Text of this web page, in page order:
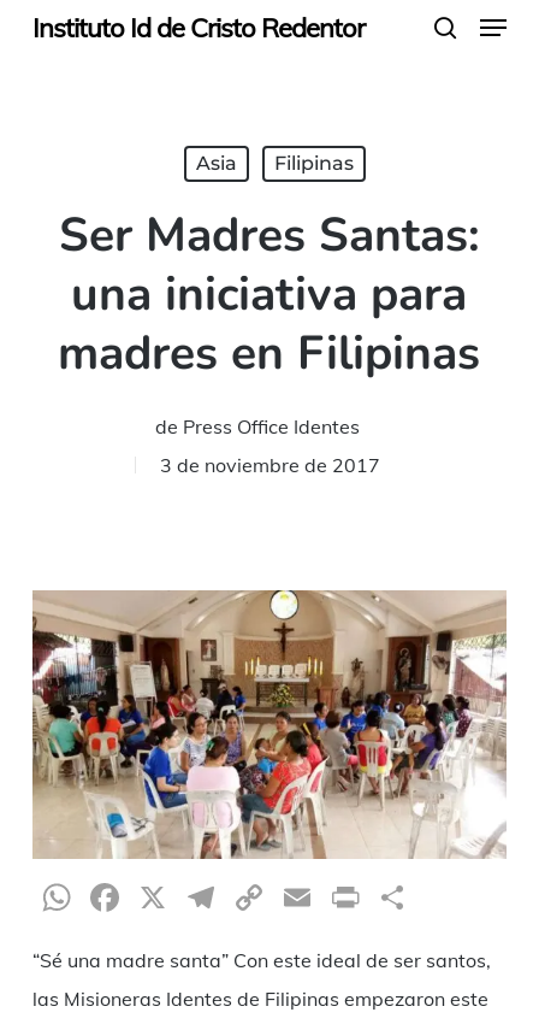
SkipInstituto Id de Cristo Redentor Menu
Asia Filipinas
Ser Madres Santas:
una iniciativa para
madres en Filipinas
de Press Office Identes
3 de noviembre de 2017
WhatsApp
Facebook
X Telegram
CopyEmailPrint
“Sé una madre santa” Con este ideal de ser santos,
las Misioneras Identes de Filipinas empezaron este